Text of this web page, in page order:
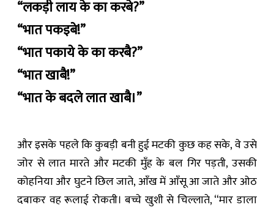
“लकड़ी लाय के का करबे?”
“भात पकइबे!”
“भात पकाये के का करबै?”
“भात खाबै!”
“भात के बदले लात खाबै।”
और इसके पहले कि कुबड़ी बनी हुई मटकी कुछ कह सके, वे उसे
जोर से लात मारते और मटकी मुँह के बल गिर पड़ती, उसकी
कोहनिया और घुटने छिल जाते, आँख में आँसू आ जाते और ओठ
दबाकर वह रूलाई रोकती। बच्चे खुशी से चिल्लाते, “मार डाला